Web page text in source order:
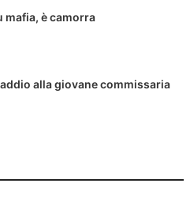
mafia, è camorra
alla giovane commissaria